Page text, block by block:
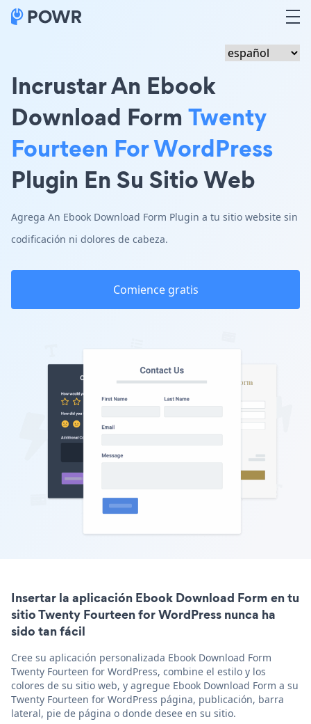
Incrustar An Ebook
Download Form Twenty
Fourteen For WordPress
Plugin En Su Sitio Web
Agrega An Ebook Download Form Plugin a tu sitio website sin
codificación ni dolores de cabeza.
Comience gratis
Insertar la aplicación Ebook Download Form en tu
sitio Twenty Fourteen for WordPress nunca ha
sido tan fácil
Cree su aplicación personalizada Ebook Download Form
Twenty Fourteen for WordPress, combine el estilo y los
colores de su sitio web, y agregue Ebook Download Form a su
Twenty Fourteen for WordPress página, publicación, barra
lateral, pie de página o donde desee en su sitio.